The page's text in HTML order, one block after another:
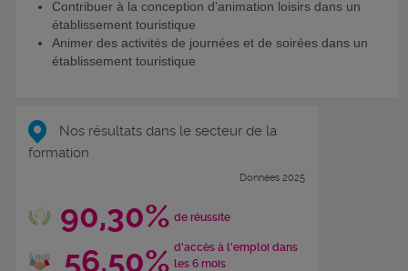
Contribuer à la conception d'animation loisirs dans un
établissement touristique
Animer des activités de journées et de soirées dans un
établissement touristique
Nos résultats dans le secteur de la
formation
Données 2025
90,30% de réussite
56,50% d'accès à l'emploi dans
les 6 mois